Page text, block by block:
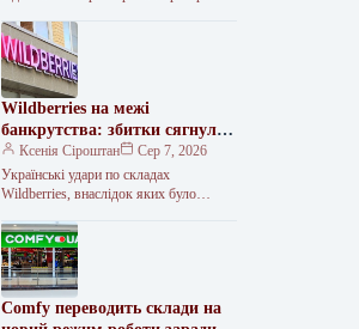
представниками бізнесу, ритейлу та
логістичних…
Wildberries на межі
банкрутства: збитки сягнули
200 млрд рублів
Ксенія Сіроштан
Сер 7, 2026
Українські удари по складах
Wildberries, внаслідок яких було
логістичних хабів компанії, обвалили
бізнес-модель найбільшого російського
Comfy переводить склади на